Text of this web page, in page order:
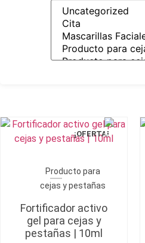
¡OFERTA!
Producto para
cejas y pestañas
Fortificador activo
gel para cejas y
pestañas | 10ml